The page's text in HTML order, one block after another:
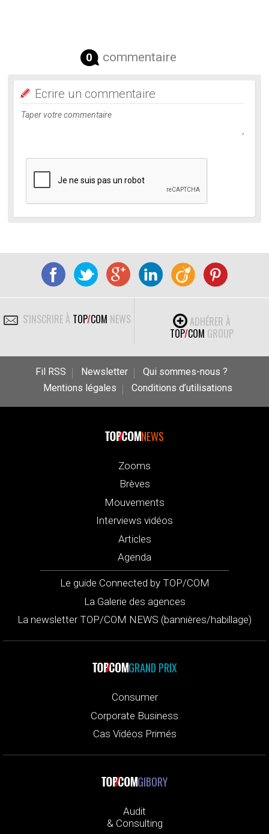
0 commentaire
Ecrire un commentaire
S'INSCRIRE À TOP/COM NEWS
ADHÉRER À
TOP/COM GROUP
Fil RSS Newsletter
Qui sommes-nous ?
Mentions légales
Conditions d’utilisations
NEWS
Zooms
Brèves
Mouvements
Interviews vidéos
Articles
Agenda
Le guide Connected by TOP/COM
La Galerie des agences
La newsletter TOP/COM NEWS (bannières/habillage)
GRAND PRIX
Consumer
Corporate Business
Cas Vidéos Primés
GIBORY
Audit
& Consulting